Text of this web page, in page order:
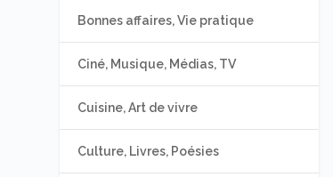
Bonnes affaires, Vie pratique
Ciné, Musique, Médias, TV
Cuisine, Art de vivre
Culture, Livres, Poésies